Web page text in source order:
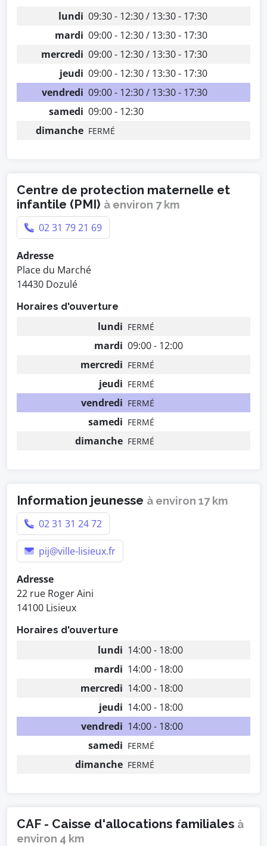
lundi 09:30 - 12:30 / 13:30 - 17:30
mardi 09:00 - 12:30 / 13:30 - 17:30
mercredi 09:00 - 12:30 / 13:30 - 17:30
jeudi 09:00 - 12:30 / 13:30 - 17:30
vendredi 09:00 - 12:30 / 13:30 - 17:30
samedi 09:00 - 12:30
dimanche FERMÉ
Centre de protection maternelle et
infantile (PMI) à environ 7 km
02 31 79 21 69
Adresse
Place du Marché
14430 Dozulé
Horaires d'ouverture
lundi FERMÉ
mardi 09:00 - 12:00
mercredi FERMÉ
jeudi FERMÉ
vendredi FERMÉ
samedi FERMÉ
dimanche FERMÉ
Information jeunesse à environ 17 km
02 31 31 24 72
pij@ville-lisieux.fr
Adresse
22 rue Roger Aini
14100 Lisieux
Horaires d'ouverture
lundi 14:00 - 18:00
mardi 14:00 - 18:00
mercredi 14:00 - 18:00
jeudi 14:00 - 18:00
vendredi 14:00 - 18:00
samedi FERMÉ
dimanche FERMÉ
CAF - Caisse d'allocations familiales à
environ 4 km